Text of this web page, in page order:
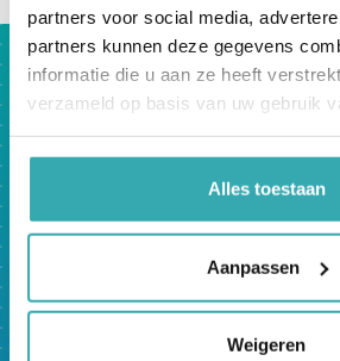
partners voor social media,
partners kunnen deze gegevens
informatie die u aan ze heeft
verzameld op basis van uw gebruik
Alles toestaan
Aanpassen
Weigeren
Bezoek nu
ons Interactieve
Prestop heeft het grootste
welkom in onze showroom, op
Son en Breugel, waar we je al